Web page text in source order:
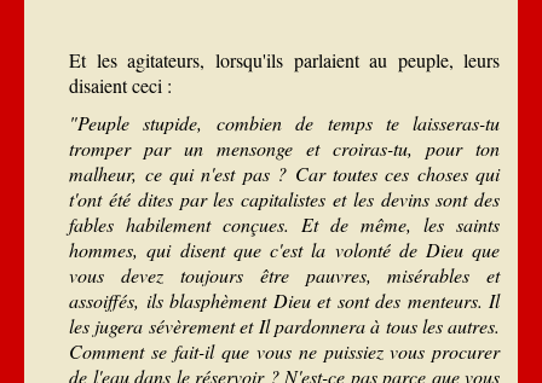
Et les agitateurs, lorsqu'ils parlaient au peuple, leurs
disaient ceci :
"Peuple stupide, combien de temps te laisseras-tu
tromper par un mensonge et croiras-tu, pour ton
malheur, ce qui n'est pas ? Car toutes ces choses qui
t'ont été dites par les capitalistes et les devins sont des
fables habilement conçues. Et de même, les saints
hommes, qui disent que c'est la volonté de Dieu que
vous devez toujours être pauvres, misérables et
assoiffés, ils blasphèment Dieu et sont des menteurs. Il
les jugera sévèrement et Il pardonnera à tous les autres.
Comment se fait-il que vous ne puissiez vous procurer
de l'eau dans le réservoir ? N'est-ce pas parce que vous